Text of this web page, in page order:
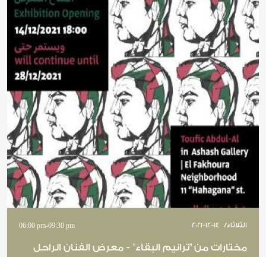
2021-12-14 الثلاثاء/
06:00 pm-09:30 pm
مختارات من "ترانيم البقاء" - معرض الفنان الراحل